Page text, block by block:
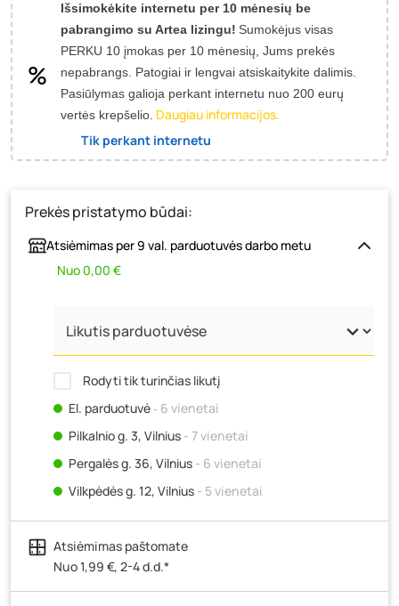
Išsimokėkite internetu per 10 mėnesių be
pabrangimo su Artea lizingu! Sumokėjus visas
PERKU 10 įmokas per 10 mėnesių, Jums prekės
nepabrangs. Patogiai ir lengvai atsiskaitykite dalimis.
Pasiūlymas galioja perkant internetu nuo 200 eurų
vertės krepšelio. Daugiau informacijos.
Tik perkant internetu
Prekės pristatymo būdai:
Atsiėmimas per 9 val. parduotuvės darbo metu
Nuo 0,00 €
Rodyti tik turinčias likutį
El. parduotuvė‐ 6 vienetai
Pilkalnio g. 3, Vilnius - 7 vienetai
Pergalės g. 36, Vilnius - 6 vienetai
Vilkpėdės g. 12, Vilnius - 5 vienetai
Ateities g. 15, Vilnius- 6 vienetai
Kauno r., Narsiečių k., Vytauto g. 183, Kaunas
vienetai
Šilutės pl. 83A, Klaipėda- 6 vienetai
Atsiėmimas paštomate
Nuo 1,99 €, 2-4 d.d.*